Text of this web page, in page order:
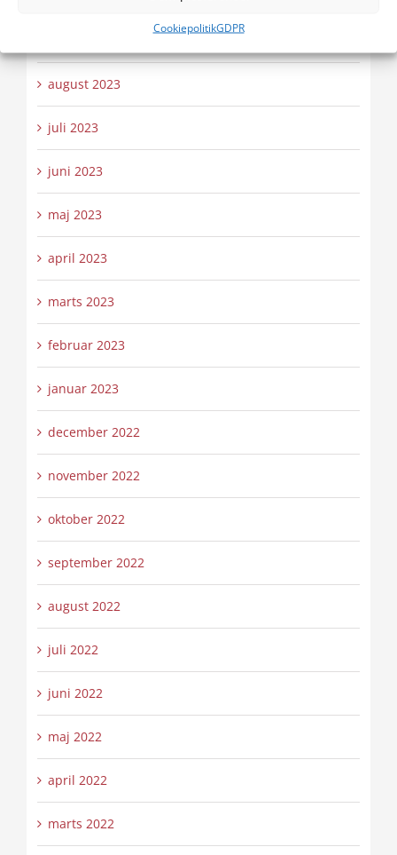
CookiepolitikGDPR
august 2023
juli 2023
juni 2023
maj 2023
april 2023
marts 2023
februar 2023
januar 2023
december 2022
november 2022
oktober 2022
september 2022
august 2022
juli 2022
juni 2022
maj 2022
april 2022
marts 2022